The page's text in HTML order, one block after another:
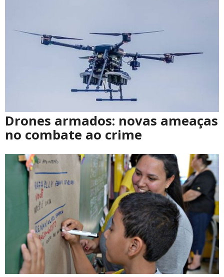
Drones armados: novas ameaças
no combate ao crime